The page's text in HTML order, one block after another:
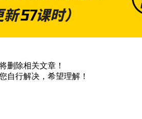
删除相关文章！
自行解决，希望理解！